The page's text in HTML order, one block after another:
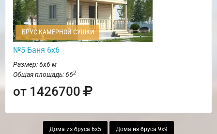
БРУС КАМЕРНОЙ СУШКИ
№5 Баня 6х6
Размер: 6х6 м
Общая площадь: 662
от 1426700
Дома из бруса 6х5 Дома из бруса 9х9